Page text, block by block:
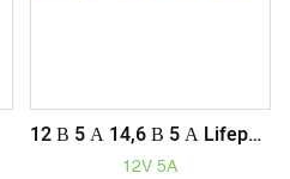
12 В 5 А 14,6 В 5 А Lifepo4
Зарядное Устройство Для
12V 5A